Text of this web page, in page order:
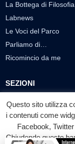
La Bottega di Filosofia
Labnews
Le Voci del Parco
Parliamo di…
Ricomincio da me
SEZIONI
Politica
Attualità
Cultura
Questo sito utilizza
i contenuti come
Facebook,
Chiudendo questo